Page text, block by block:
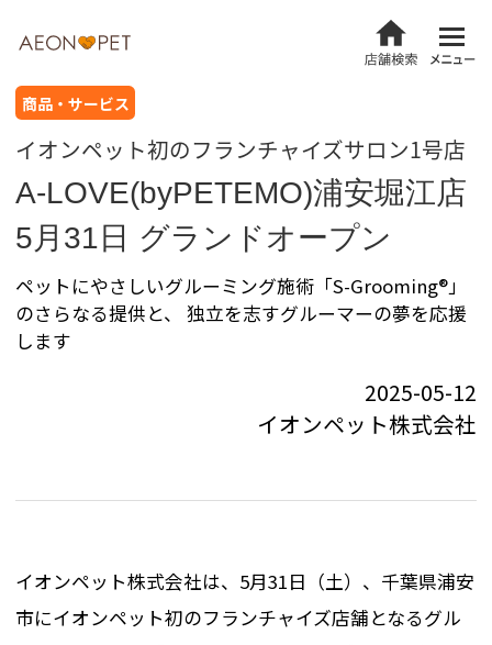
商品・サービス
イオンペット初のフランチャイズサロン1号店
A-LOVE(byPETEMO)浦安堀江店
5月31日 グランドオープン
ペットにやさしいグルーミング施術「S-Grooming®」
のさらなる提供と、 独立を志すグルーマーの夢を応援
します
2025-05-12
イオンペット株式会社
イオンペット株式会社は、5月31日（土）、千葉県浦安
市にイオンペット初のフランチャイズ店舗となるグル